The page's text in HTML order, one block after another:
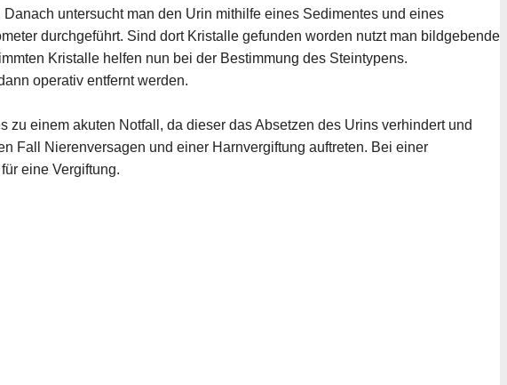
untersucht man den Urin mithilfe eines Sedimentes und eines
durchgeführt. Sind dort Kristalle gefunden worden nutzt man bildgebende
Kristalle helfen nun bei der Bestimmung des Steintypens.
operativ entfernt werden.
einem akuten Notfall, da dieser das Absetzen des Urins verhindert und
Fall Nierenversagen und einer Harnvergiftung auftreten. Bei einer
eine Vergiftung.